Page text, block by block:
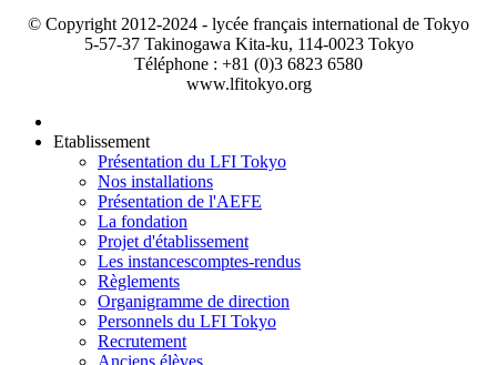
© Copyright 2012-2024 - lycée français international de Tokyo
5-57-37 Takinogawa Kita-ku, 114-0023 Tokyo
Téléphone : +81 (0)3 6823 6580
www.lfitokyo.org
Etablissement
Présentation du LFI Tokyo
Nos installations
Présentation de l'AEFE
La fondation
Projet d'établissement
Les instancescomptes-rendus
Règlements
Organigramme de direction
Personnels du LFI Tokyo
Recrutement
Anciens élèves